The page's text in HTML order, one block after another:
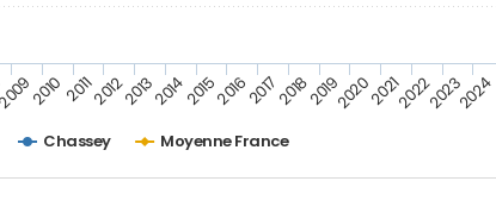
Chassey Moyenne France
2010 20112012201320142015201620172018201920202021202220232024